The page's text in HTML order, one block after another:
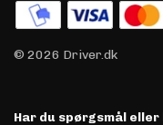
© 2026 Driver.dk
Har du spørgsmål